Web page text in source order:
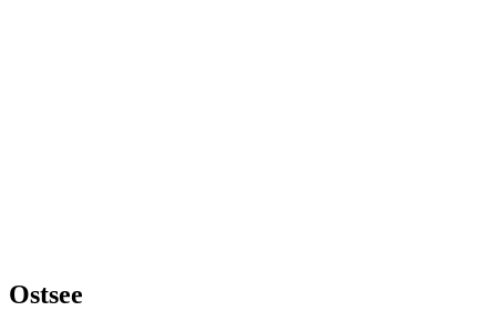
Ostsee